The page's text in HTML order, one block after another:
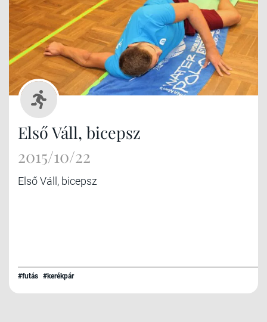
Első Váll, bicepsz
2015/10/22
Első Váll, bicepsz
#futás #kerékpár